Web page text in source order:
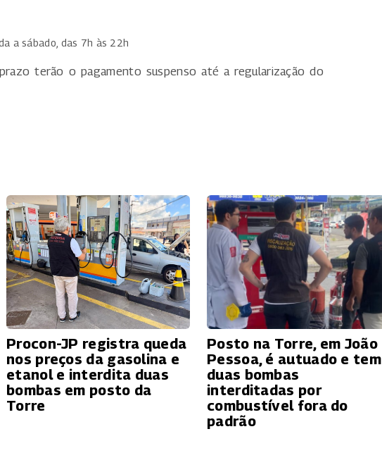
a sábado, das 7h às 22h
terão o pagamento suspenso até a regularização do
Procon-JP registra queda
nos preços da gasolina e
etanol e interdita duas
bombas em posto da
Torre
Posto na Torre, em João
Pessoa, é autuado e tem
duas bombas
interditadas por
combustível fora do
padrão